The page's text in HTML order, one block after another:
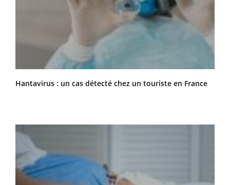
Hantavirus : un cas détecté chez un touriste en France